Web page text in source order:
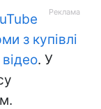
з купівлі
. У